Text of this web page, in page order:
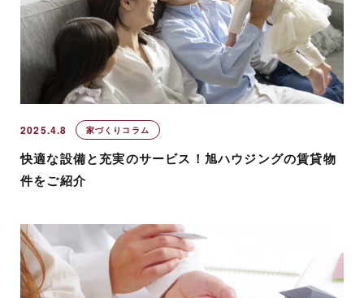
2025.4.8 家づくりコラム
快適な設備と充実のサービス！旭ハウジングの賃貸物
件をご紹介